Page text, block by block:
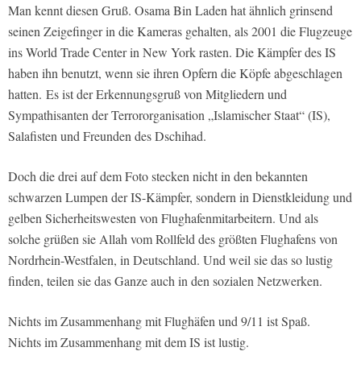
Man kennt diesen Gruß. Osama Bin Laden hat ähnlich grinsend
seinen Zeigefinger in die Kameras gehalten, als 2001 die Flugzeuge
ins World Trade Center in New York rasten. Die Kämpfer des IS
haben ihn benutzt, wenn sie ihren Opfern die Köpfe abgeschlagen
hatten. Es ist der Erkennungsgruß von Mitgliedern und
Sympathisanten der Terrororganisation „Islamischer Staat“ (IS),
Salafisten und Freunden des Dschihad.
Doch die drei auf dem Foto stecken nicht in den bekannten
schwarzen Lumpen der IS-Kämpfer, sondern in Dienstkleidung und
gelben Sicherheitswesten von Flughafenmitarbeitern. Und als
solche grüßen sie Allah vom Rollfeld des größten Flughafens von
Nordrhein-Westfalen, in Deutschland. Und weil sie das so lustig
finden, teilen sie das Ganze auch in den sozialen Netzwerken.
Nichts im Zusammenhang mit Flughäfen und 9/11 ist Spaß.
Nichts im Zusammenhang mit dem IS ist lustig.